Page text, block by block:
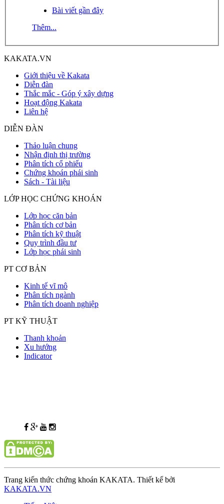
Bài viết gần đây
Thêm...
KAKATA.VN
Giới thiệu về Kakata
Diễn đàn
Thắc mắc - Góp ý xây dựng
Hoạt động Kakata
Liên hệ
DIỄN ĐÀN
Thảo luận chung
Nhận định thị trường
Phân tích cổ phiếu
Chứng khoán phái sinh
Sách - Tài liệu
LỚP HỌC CHỨNG KHOÁN
Lớp học căn bản
Phân tích cơ bản
Phân tích kỹ thuật
Quy trình đầu tư
Lớp học phái sinh
PT CƠ BẢN
Kinh tế vĩ mô
Phân tích ngành
Phân tích doanh nghiệp
PT KỸ THUẬT
Thanh khoản
Xu hướng
Indicator
Trang kiến thức chứng khoán KAKATA. Thiết kế bởi
KAKATA.VN